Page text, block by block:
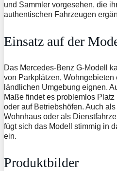
und Sammler vorgesehen, die
authentischen Fahrzeugen
Einsatz auf der
Das Mercedes-Benz G-Modell
von Parkplätzen,
ländlichen Umgebung eignen.
Maße findet es problemlos
oder auf Betriebshöfen. Auch
Wohnhaus oder als
fügt sich das Modell stimmig in
ein.
Produktbilder